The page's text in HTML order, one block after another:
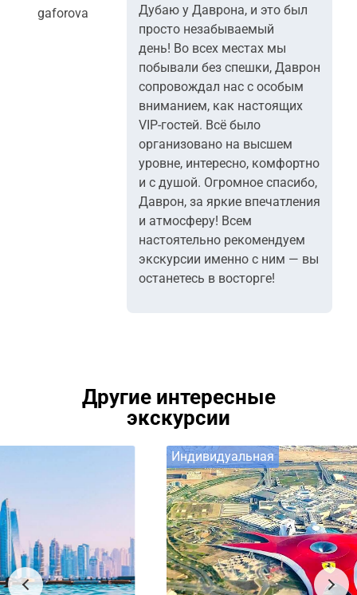
gaforova
Дубаю у Даврона, и это был
просто незабываемый
день! Во всех местах мы
побывали без спешки, Даврон
сопровождал нас с особым
вниманием, как настоящих
VIP-гостей. Всё было
организовано на высшем
уровне, интересно, комфортно
и с душой. Огромное спасибо,
Даврон, за яркие впечатления
и атмосферу! Всем
настоятельно рекомендуем
экскурсии именно с ним — вы
останетесь в восторге!
Другие интересные
экскурсии